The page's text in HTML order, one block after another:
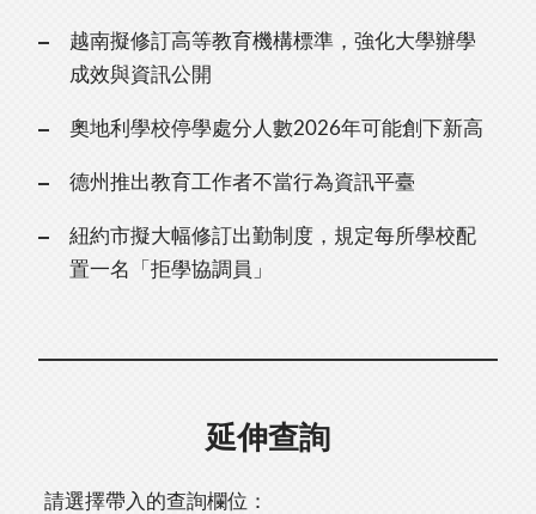
越南擬修訂高等教育機構標準，強化大學辦學
成效與資訊公開
奧地利學校停學處分人數2026年可能創下新高
德州推出教育工作者不當行為資訊平臺
紐約市擬大幅修訂出勤制度，規定每所學校配
置一名「拒學協調員」
延伸查詢
請選擇帶入的查詢欄位：